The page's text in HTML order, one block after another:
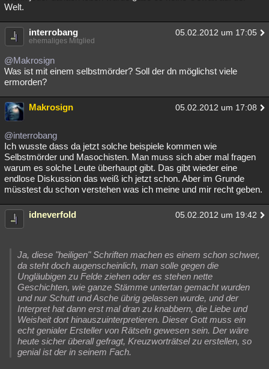
Welt.
interrobang 05.02.2012 um 17:05
ehemaliges Mitglied
@Makrosign
Was ist mit einem selbstmörder? Soll der dn möglichst viele
ermorden?
Makrosign 05.02.2012 um 17:08
@interrobang
Ich wusste dass da jetzt solche beispiele kommen wie
Selbstmörder und Masochisten. Man muss sich aber mal fragen
warum es solche Leute überhaupt gibt. Das gibt wieder eine
endlose Diskussion das weiß ich jetzt schon. Aber im Grunde
müsstest du schon verstehen was ich meine und mir recht geben.
idneverfold 05.02.2012 um 19:42
Ja, diese "heiligen" Schriften machen es einem schon schwer,
da steht doch augenscheinlich, man solle gegen die
Ungläubigen zu Felde ziehen oder es stehen nette
Geschichten, wie ganze Stämme untertan gemacht wurden
und nur Schutt und Asche übrig gelassen wurde, und der
Interpret hat dann erst mal dran zu knabbern, die Liebe und
Weisheit dort hinauszuinterpretieren. Dieser Gott muss ein
echt genialer Ersteller von Rätseln gewesen sein. Der wäre
heute sicher überall gefragt, Kreuzworträtsel zu erstellen, so
genial ist der in seinem Fach.